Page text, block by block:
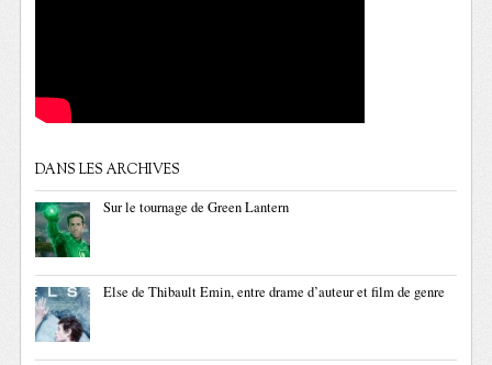
DANS LES ARCHIVES
Sur le tournage de Green Lantern
Else de Thibault Emin, entre drame d’auteur et film de genre